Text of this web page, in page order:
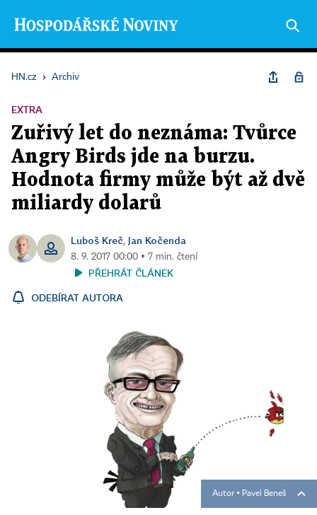
HN.cz › Archiv
EXTRA
Zuřivý let do neznáma: Tvůrce
Angry Birds jde na burzu.
Hodnota firmy může být až dvě
miliardy dolarů
Luboš Kreč, Jan Kočenda
8. 9. 2017 00:00 ▪ 7 min. čtení
PŘEHRÁT ČLÁNEK
ODEBÍRAT AUTORA
Autor ▪ Pavel Beneš